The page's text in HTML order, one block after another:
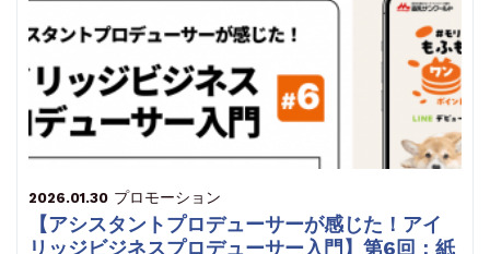
2026.01.30 プロモーション
【アシスタントプロデューサーが感じた！アイ
リッジビジネスプロデューサー入門】第6回：紙